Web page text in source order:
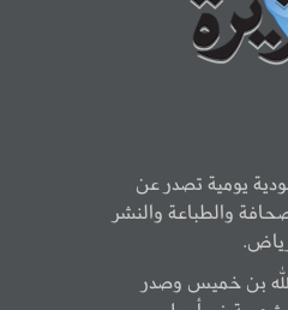
يومية تصدر عن
والطباعة والنشر
بن خميس وصدر